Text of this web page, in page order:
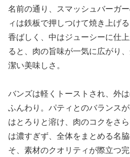
名前の通り、スマッシュバーガ
ィは鉄板で押しつけて焼き上げ
香ばしく、中はジューシーに仕
ると、肉の旨味が一気に広がり
潔い美味しさ。
バンズは軽くトーストされ、外
ふんわり。パティとのバランス
はとろりと溶け、肉のコクをさ
は濃すぎず、全体をまとめる名
そ、素材のクオリティが際立つ